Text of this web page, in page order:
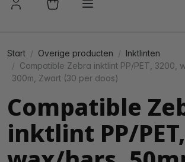
Start Overige producten
Inktlinten
Compatible Zebra inktlint PP/PET, 3200,
300m, Zwart (30 per doos)
Compatible
inktlint PP/